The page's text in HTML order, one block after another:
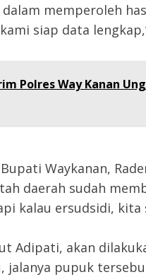
memperoleh
siap data
Polres Way Kanan
Waykanan,
daerah sudah
kalau ersudsidi, kita
Adipati, akan
pupuk